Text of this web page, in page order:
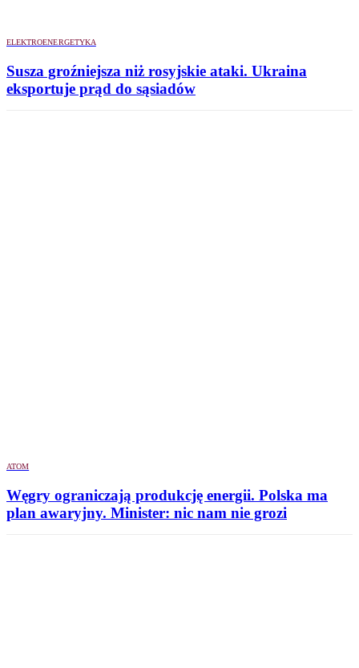
ELEKTROENERGETYKA
Susza groźniejsza niż rosyjskie ataki. Ukraina
eksportuje prąd do sąsiadów
ATOM
Węgry ograniczają produkcję energii. Polska ma
plan awaryjny. Minister: nic nam nie grozi